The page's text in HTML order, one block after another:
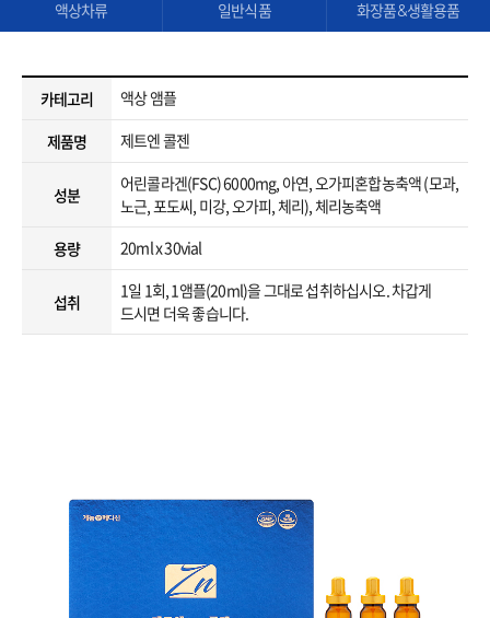
액상차류 일반식품 화장품&생활용품
카테고리
액상 앰플
제품명
제트엔 콜젠
성분
어린콜라겐(FSC) 6000mg, 아연, 오가피혼합농축액 (모과,
노근, 포도씨, 미강, 오가피, 체리), 체리농축액
용량
20ml x 30vial
섭취
1일 1회, 1앰플(20ml)을 그대로 섭취하십시오. 차갑게
드시면 더욱 좋습니다.